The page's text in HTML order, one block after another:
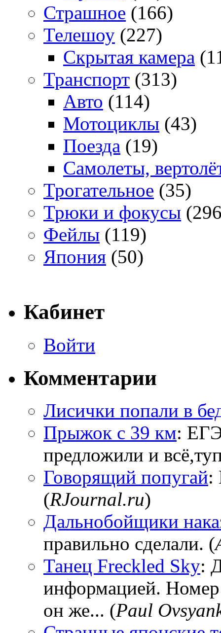
Страшное (166)
Телешоу (227)
Скрытая камера
Транспорт (313)
Авто (114)
Мотоциклы (43)
Поезда (19)
Самолеты,
Трогательное (35)
Трюки и фокусы
Фейлы (119)
Япония (50)
Кабинет
Войти
Комментарии
Лисички попали в
Прыжок с 39 км:
предложили и
Говорящий попугай:
(RJournal.ru)
Дальнобойщики
правильно сделали. (
Танец Freckled Sky:
информацией.
он же... (Paul